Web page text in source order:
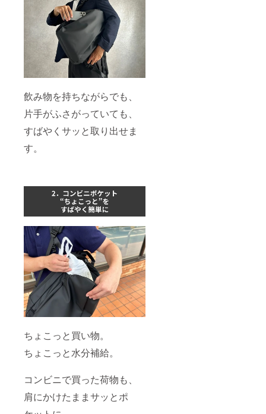
飲み物を持ちながらでも、
片手がふさがっていても、
すばやくサッと取り出せま
す。
ちょこっと買い物。
ちょこっと水分補給。
コンビニで買った荷物も、
肩にかけたままサッとポ